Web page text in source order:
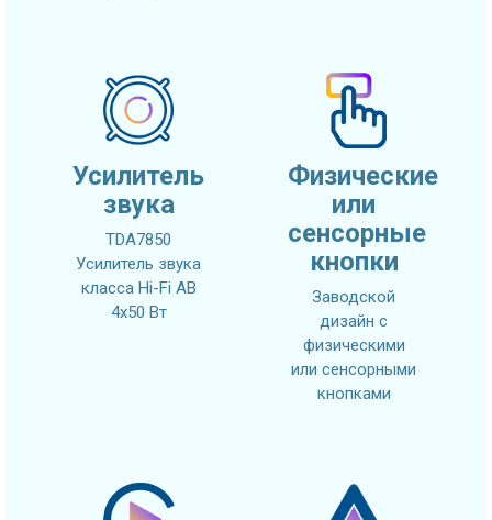
Усилитель
звука
TDA7850
Усилитель звука
класса Hi-Fi AB
4x50 Вт
Физические
или
сенсорные
кнопки
Заводской
дизайн с
физическими
или сенсорными
кнопками